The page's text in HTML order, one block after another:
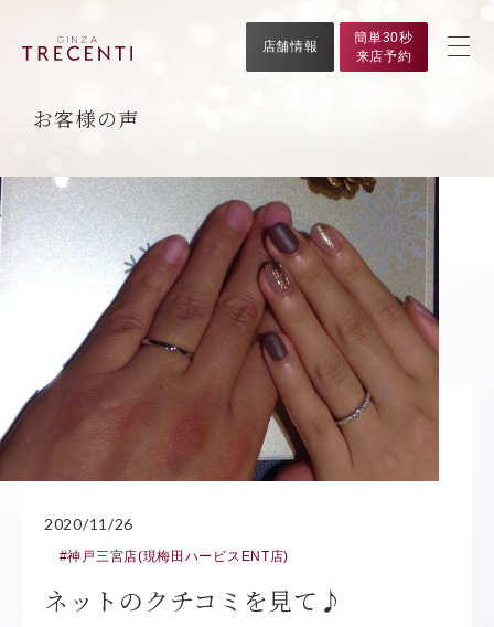
店舗情報
簡単30秒
来店予約
お客様の声
2020/11/26
#神戸三宮店(現梅田ハービスENT店)
ネットのクチコミを見て♪